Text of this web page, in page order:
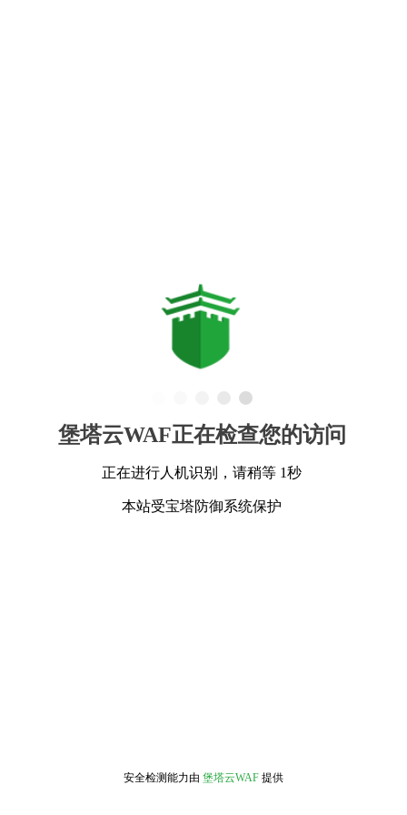
堡塔云WAF正在检查您的访问
正在进行人机识别，请稍等 1秒
本站受宝塔防御系统保护
安全检测能力由 堡塔云WAF 提供